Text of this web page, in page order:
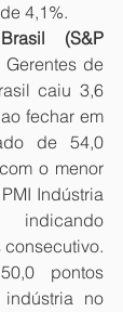
4,1%.
(S&P
de
caiu 3,6
fechar em
de 54,0
o menor
Indústria
pontos
no